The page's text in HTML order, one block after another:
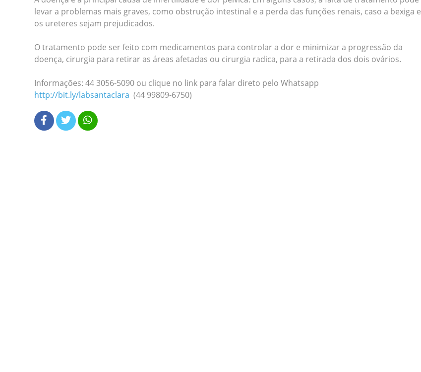
levar a problemas mais graves, como obstrução intestinal e a perda das funções renais, caso a bexiga e
os ureteres sejam prejudicados.
O tratamento pode ser feito com medicamentos para controlar a dor e minimizar a progressão da
doença, cirurgia para retirar as áreas afetadas ou cirurgia radica, para a retirada dos dois ovários.
Informações: 44 3056-5090 ou clique no link para falar direto pelo Whatsapp
http://bit.ly/labsantaclara (44 99809-6750)